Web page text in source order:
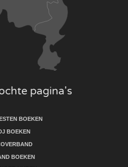
pagina's
BOEKEN
BOEKEN
BOEKEN